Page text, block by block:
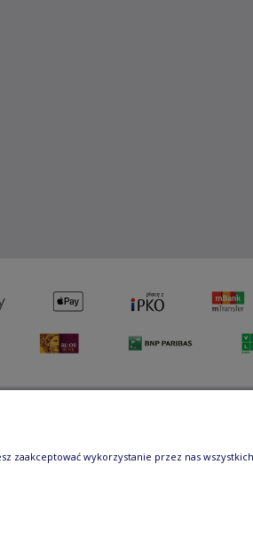
kopiowanie, edycja,
Jeżeli chcesz uzyskać zgodę,
zaakceptować wykorzystanie przez nas